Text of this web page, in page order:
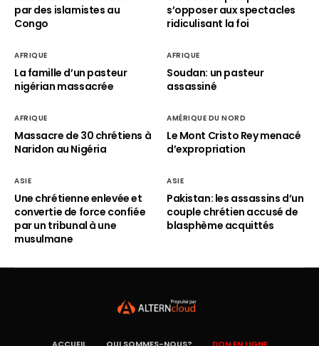
par des islamistes au
Congo
s’opposer aux spectacles
ridiculisant la foi
AFRIQUE
La famille d’un pasteur
nigérian massacrée
AFRIQUE
Soudan: un pasteur
assassiné
AFRIQUE
Massacre de 30 chrétiens à
Naridon au Nigéria
AMÉRIQUE DU NORD
Le Mont Cristo Rey menacé
d’expropriation
ASIE
Une chrétienne enlevée et
convertie de force confiée
par un tribunal à une
musulmane
ASIE
Pakistan: les assassins d’un
couple chrétien accusé de
blasphème acquittés
ACCUEIL QUI SOMMES-NOUS? DON EN LIGNE